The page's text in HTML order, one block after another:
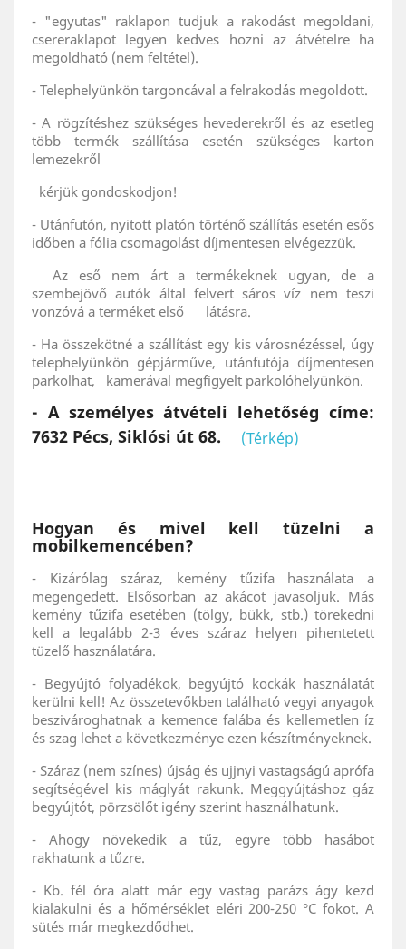
- "egyutas" raklapon tudjuk a rakodást megoldani,
csereraklapot legyen kedves hozni az átvételre ha
megoldható (nem feltétel).
- Telephelyünkön targoncával a felrakodás megoldott.
- A rögzítéshez szükséges hevederekről és az esetleg
több termék szállítása esetén szükséges karton
lemezekről
kérjük gondoskodjon!
- Utánfutón, nyitott platón történő szállítás esetén esős
időben a fólia csomagolást díjmentesen elvégezzük.
Az eső nem árt a termékeknek ugyan, de a
szembejövő autók által felvert sáros víz nem teszi
vonzóvá a terméket első látásra.
- Ha összekötné a szállítást egy kis városnézéssel, úgy
telephelyünkön gépjárműve, utánfutója díjmentesen
parkolhat, kamerával megfigyelt parkolóhelyünkön.
- A személyes átvételi lehetőség címe:
7632 Pécs, Siklósi út 68.
(Térkép)
Hogyan és mivel kell tüzelni a
mobilkemencében?
- Kizárólag száraz, kemény tűzifa használata a
megengedett. Elsősorban az akácot javasoljuk. Más
kemény tűzifa esetében (tölgy, bükk, stb.) törekedni
kell a legalább 2-3 éves száraz helyen pihentetett
tüzelő használatára.
- Begyújtó folyadékok, begyújtó kockák használatát
kerülni kell! Az összetevőkben található vegyi anyagok
beszivároghatnak a kemence falába és kellemetlen íz
és szag lehet a következménye ezen készítményeknek.
- Száraz (nem színes) újság és ujjnyi vastagságú aprófa
segítségével kis máglyát rakunk. Meggyújtáshoz gáz
begyújtót, pörzsölőt igény szerint használhatunk.
- Ahogy növekedik a tűz, egyre több hasábot
rakhatunk a tűzre.
- Kb. fél óra alatt már egy vastag parázs ágy kezd
kialakulni és a hőmérséklet eléri 200-250 °C fokot. A
sütés már megkezdődhet.